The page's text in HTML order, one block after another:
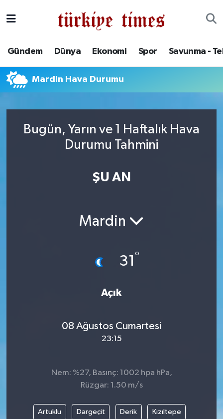
Gündem Dünya Ekonomi Spor Savunma -
Mardin Hava Durumu
Bugün, Yarın ve 1 Haftalık Hava
Durumu Tahmini
ŞU AN
Mardin
31 °
Açık
08 Ağustos Cumartesi
23:15
Nem: %27, Basınç: 1002 hpa hPa,
Rüzgar: 1.50 m/s
Artuklu Dargeçit Derik Kızıltepe
Savunma - Teknoloji
Son Dakika Haberleri